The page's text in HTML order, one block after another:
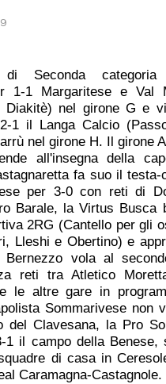
Seconda categoria
1-1 Margaritese e Val
Diakitè) nel girone G e
1 il Langa Calcio
nel girone H. Il girone
all'insegna della
fa suo il testa-
per 3-0 con reti di
Barale, la Virtus Busca
2RG (Cantello per gli
Lleshi e Obertino) e
vola al
reti tra Atletico
le altre gare in
Sommarivese non
del Clavesana, la Pro
1 il campo della Benese,
di casa in
Caramagna-Castagnole.